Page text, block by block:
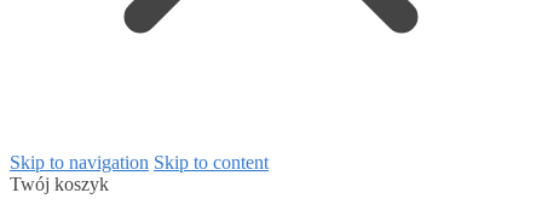
Skip to navigation Skip to content
Twój koszyk